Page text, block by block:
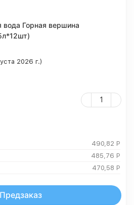
вода Горная вершина
2026 г.)
490,82 Р
485,76 Р
470,58 Р
Предзаказ